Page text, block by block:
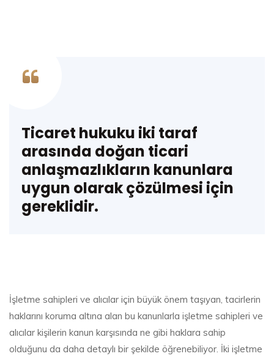
Ticaret hukuku iki taraf
arasında doğan ticari
anlaşmazlıkların kanunlara
uygun olarak çözülmesi için
gereklidir.
İşletme sahipleri ve alıcılar için büyük önem taşıyan, tacirlerin
haklarını koruma altına alan bu kanunlarla işletme sahipleri ve
alıcılar kişilerin kanun karşısında ne gibi haklara sahip
olduğunu da daha detaylı bir şekilde öğrenebiliyor. İki işletme